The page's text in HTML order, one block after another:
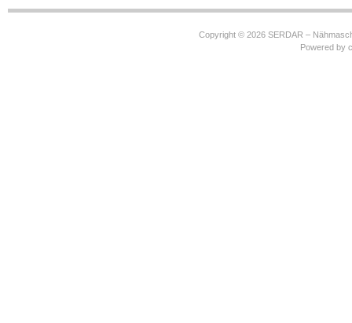
Copyright © 2026 SERDAR –
Powered by